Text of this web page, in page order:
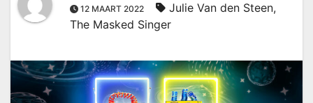
12 MAART 2022 Julie Van den Steen,
The Masked Singer